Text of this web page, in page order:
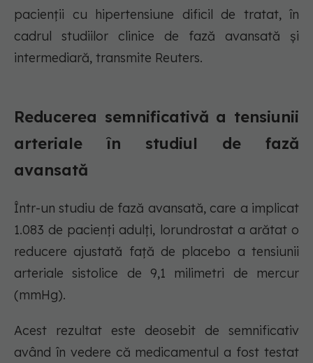
pacienții cu hipertensiune dificil de tratat, în
cadrul studiilor clinice de fază avansată și
intermediară, transmite Reuters.
Reducerea semnificativă a tensiunii
arteriale în studiul de fază
avansată
Într-un studiu de fază avansată, care a implicat
1.083 de pacienți adulți, lorundrostat a arătat o
reducere ajustată față de placebo a tensiunii
arteriale sistolice de 9,1 milimetri de mercur
(mmHg).
Acest rezultat este deosebit de semnificativ
având în vedere că medicamentul a fost testat